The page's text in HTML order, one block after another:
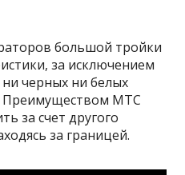
большой тройки
за исключением
черных ни белых
Преимуществом МТС
за счет другого
за границей.